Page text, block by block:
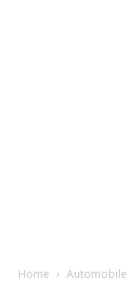
Home Automobile